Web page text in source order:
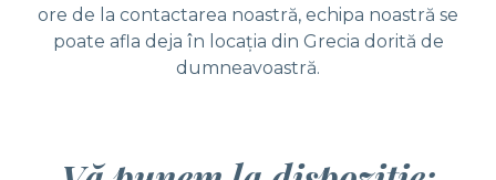
ore de la contactarea noastră, echipa noastră se
poate afla deja în locația din Grecia dorită de
dumneavoastră.